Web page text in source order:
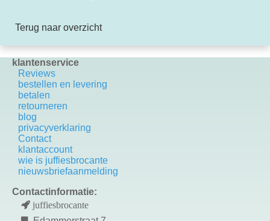
Terug naar overzicht
klantenservice
Reviews
bestellen en levering
betalen
retourneren
blog
privacyverklaring
Contact
k lantaccount
wie is juffiesbrocante
nieuwsbriefaanmelding
Contactinformatie:
juffiesbrocante